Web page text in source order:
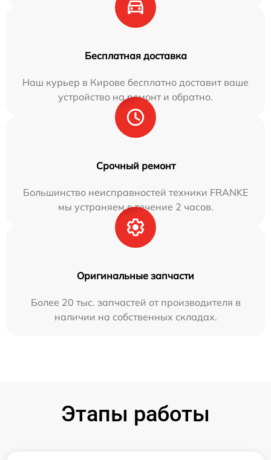
Бесплатная доставка
Наш курьер в Кирове бесплатно доставит ваше
устройство на ремонт и обратно.
Срочный ремонт
Большинство неисправностей техники FRANKE
мы устраняем в течение 2 часов.
Оригинальные запчасти
Более 20 тыс. запчастей от производителя в
наличии на собственных складах.
Этапы работы